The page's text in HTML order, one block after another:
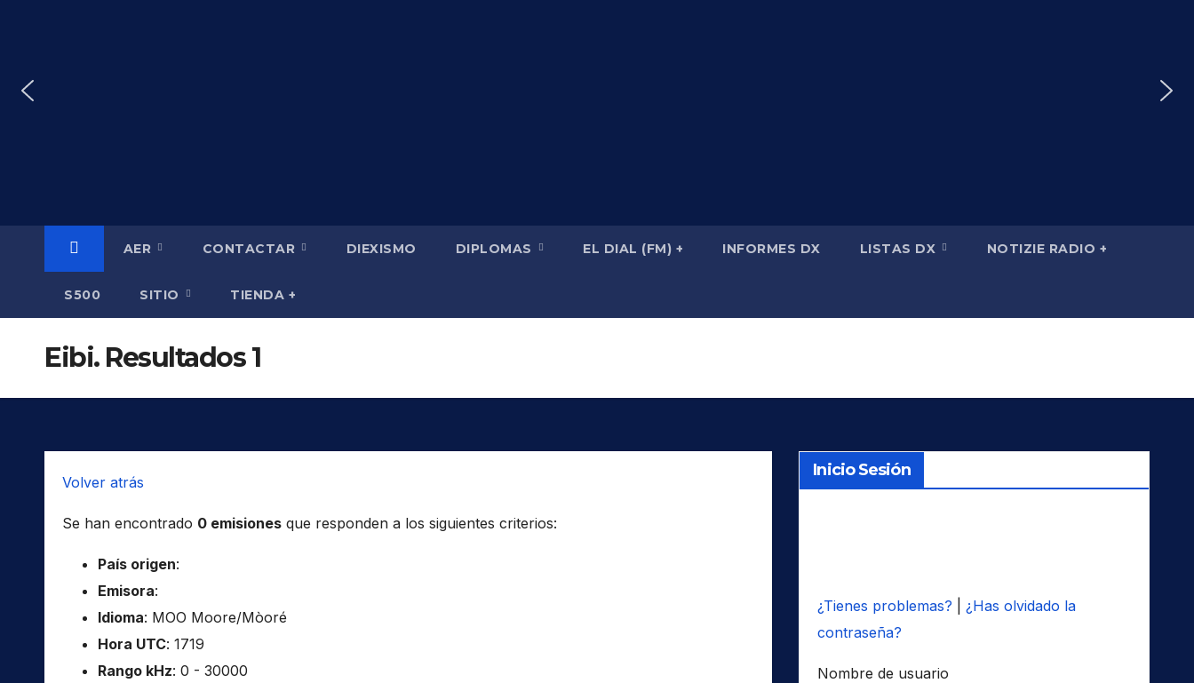
AER CONTACTAR DIEXISMO DIPLOMAS EL DIAL (FM) + INFORMES DX LISTAS DX NOTIZIE RADIO +
S500 SITIO TIENDA +
Eibi. Resultados 1
Volver atrás
Se han encontrado 0 emisiones que responden a los siguientes criterios:
País origen:
Emisora:
Idioma: MOO Moore/Mòoré
Hora UTC: 1719
Rango kHz: 0 - 30000
Inicio Sesión
¿Tienes problemas?
¿Has olvidado la
contraseña?
Nombre de usuario